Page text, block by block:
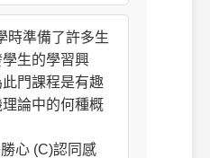
時準備了許多生
生的學習興
門課程是有趣
論中的何種概
心 (C)認同感